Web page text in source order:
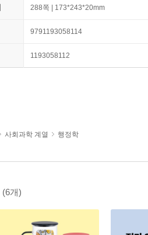
288쪽 | 173*243*20mm
9791193058114
1193058112
사회과학 계열 행정학
(6개)